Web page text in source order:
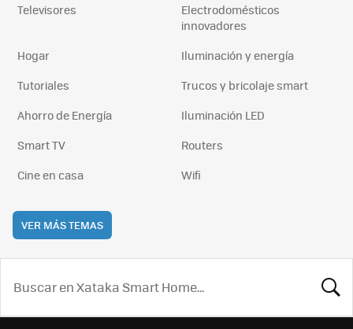
Televisores
Electrodomésticos
innovadores
Hogar
Iluminación y energía
Tutoriales
Trucos y bricolaje smart
Ahorro de Energía
Iluminación LED
Smart TV
Routers
Cine en casa
Wifi
VER MÁS TEMAS